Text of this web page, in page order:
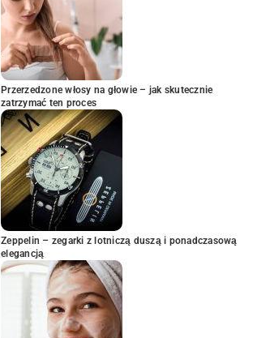
Przerzedzone włosy na głowie – jak skutecznie
zatrzymać ten proces
Zeppelin – zegarki z lotniczą duszą i ponadczasową
elegancją